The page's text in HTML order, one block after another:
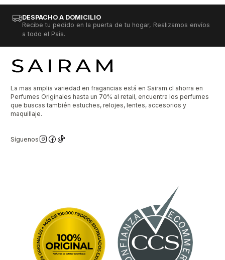
DESPACHO A DOMICILIO
Recibe tu pedido en la puerta de tu hogar, Realizamos envíos
a todo el País.
La mas amplia variedad en fragancias está en Sairam.cl ahorra en
Perfumes Originales hasta un 70% al retail, encuentra los perfumes
que buscas también estuches, relojes, lentes, accesorios y
maquillaje.
Síguenos